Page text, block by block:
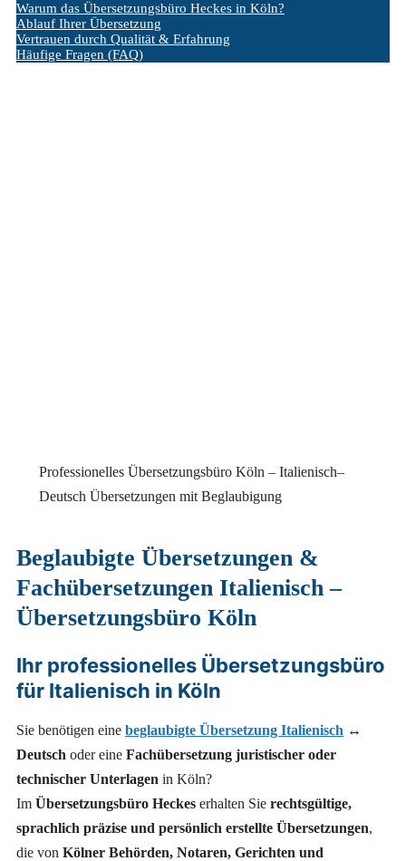
Warum das Übersetzungsbüro Heckes in Köln?
Ablauf Ihrer Übersetzung
Vertrauen durch Qualität & Erfahrung
Häufige Fragen (FAQ)
Professionelles Übersetzungsbüro Köln – Italienisch–
Deutsch Übersetzungen mit Beglaubigung
Beglaubigte Übersetzungen &
Fachübersetzungen Italienisch –
Übersetzungsbüro Köln
Ihr professionelles Übersetzungsbüro
für Italienisch in Köln
Sie benötigen eine beglaubigte Übersetzung Italienisch ↔
Deutsch oder eine Fachübersetzung juristischer oder
technischer Unterlagen in Köln?
Im Übersetzungsbüro Heckes erhalten Sie rechtsgültige,
sprachlich präzise und persönlich erstellte Übersetzungen,
die von Kölner Behörden, Notaren, Gerichten und